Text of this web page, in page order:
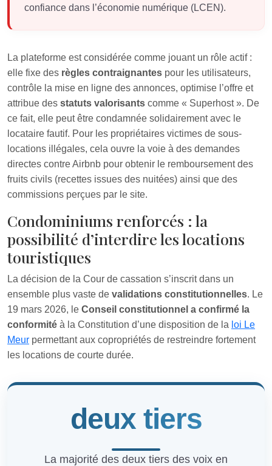
confiance dans l’économie numérique (LCEN).
La plateforme est considérée comme jouant un rôle actif :
elle fixe des règles contraignantes pour les utilisateurs,
contrôle la mise en ligne des annonces, optimise l’offre et
attribue des statuts valorisants comme « Superhost ». De
ce fait, elle peut être condamnée solidairement avec le
locataire fautif. Pour les propriétaires victimes de sous-
locations illégales, cela ouvre la voie à des demandes
directes contre Airbnb pour obtenir le remboursement des
fruits civils (recettes issues des nuitées) ainsi que des
commissions perçues par le site.
Condominiums renforcés : la
possibilité d’interdire les locations
touristiques
La décision de la Cour de cassation s’inscrit dans un
ensemble plus vaste de validations constitutionnelles. Le
19 mars 2026, le Conseil constitutionnel a confirmé la
conformité à la Constitution d’une disposition de la loi Le
Meur permettant aux copropriétés de restreindre fortement
les locations de courte durée.
deux tiers
La majorité des deux tiers des voix en